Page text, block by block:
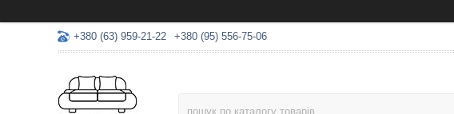
+380 (63) 959-21-22 +380 (95) 556-75-06